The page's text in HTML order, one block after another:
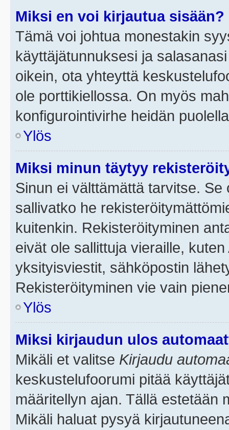
Miksi en voi kirjautua sisään?
Tämä voi johtua monestakin
käyttäjätunnuksesi ja
oikein, ota yhteyttä
ole porttikiellossa. On myös
konfigurointivirhe heidän
Ylös
Miksi minun täytyy
Sinun ei välttämättä tarvitse.
sallivatko he
kuitenkin. Rekisteröityminen
eivät ole sallittuja vieraille,
yksityisviestit, sähköpostin
Rekisteröityminen vie vain
Ylös
Miksi kirjaudun ulos
Mikäli et valitse Kirjaudu
keskustelufoorumi pitää
määritellyn ajan. Tällä estetään
Mikäli haluat pysyä